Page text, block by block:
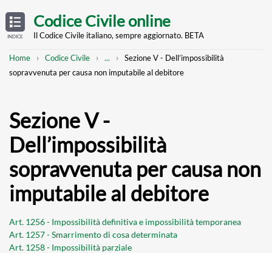
TABLE
OF
CONTENTS
INDICE
main
Codice Civile online
Il Codice Civile italiano, sempre aggiornato. BETA
Breadcrumb
Home Codice Civile
Mostra
percorso
...
Sezione V - Dell’impossibilità
sopravvenuta per causa non imputabile al debitore
Sezione V -
Dell’impossibilità
sopravvenuta per causa non
imputabile al debitore
Art. 1256 - Impossibilità definitiva e impossibilità temporanea
Art. 1257 - Smarrimento di cosa determinata
Art. 1258 - Impossibilità parziale